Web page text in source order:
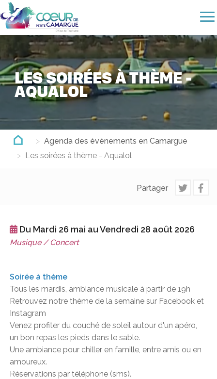
Aller
au
contenu
principal
LES SOIRÉES À THÈME -
AQUALOL
Agenda des événements en Camargue
Les soirées à thème - Aqualol
Partager
Du Mardi 26 mai au Vendredi 28 août 2026
Musique / Concert
Soirée à thème
Tous les mardis, ambiance musicale à partir de 19h
Retrouvez notre thème de la semaine sur Facebook et
Instagram
Venez profiter du couché de soleil autour d'un apéro,
un bon repas les pieds dans le sable.
Une ambiance pour chiller en famille, entre amis ou en
amoureux.
Réservations par téléphone (sms).